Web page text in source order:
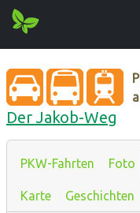
Der Jakob-Weg
PKW-Fahrten Foto
Karte Geschichten